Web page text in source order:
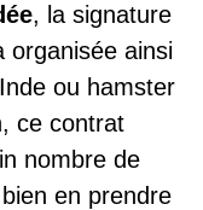
, la signature
organisée ainsi
ou hamster
ce contrat
nombre de
en prendre